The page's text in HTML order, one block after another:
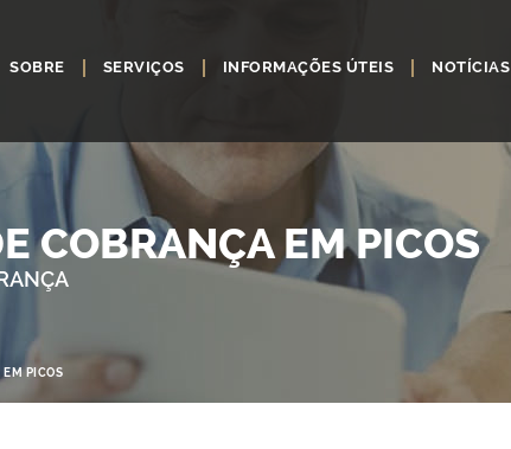
SOBRE SERVIÇOS INFORMAÇÕES ÚTEIS NOTÍCIAS
COBRANÇA EM PICOS
PICOS